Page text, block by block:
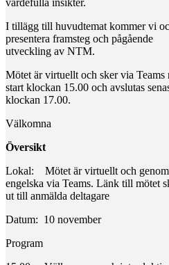
I tillägg till huvudtemat kommer vi
presentera framsteg och pågående
utveckling av NTM.
Mötet är virtuellt och sker via Teams
start klockan 15.00 och avslutas
klockan 17.00.
Välkomna
Översikt
Lokal: Mötet är virtuellt och
engelska via Teams. Länk till mötet
ut till anmälda deltagare
Datum: 10 november
Program